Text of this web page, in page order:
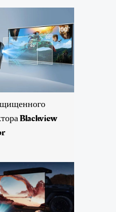
Blackview